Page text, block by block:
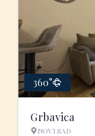
360°
Grbavica
NOVI SAD